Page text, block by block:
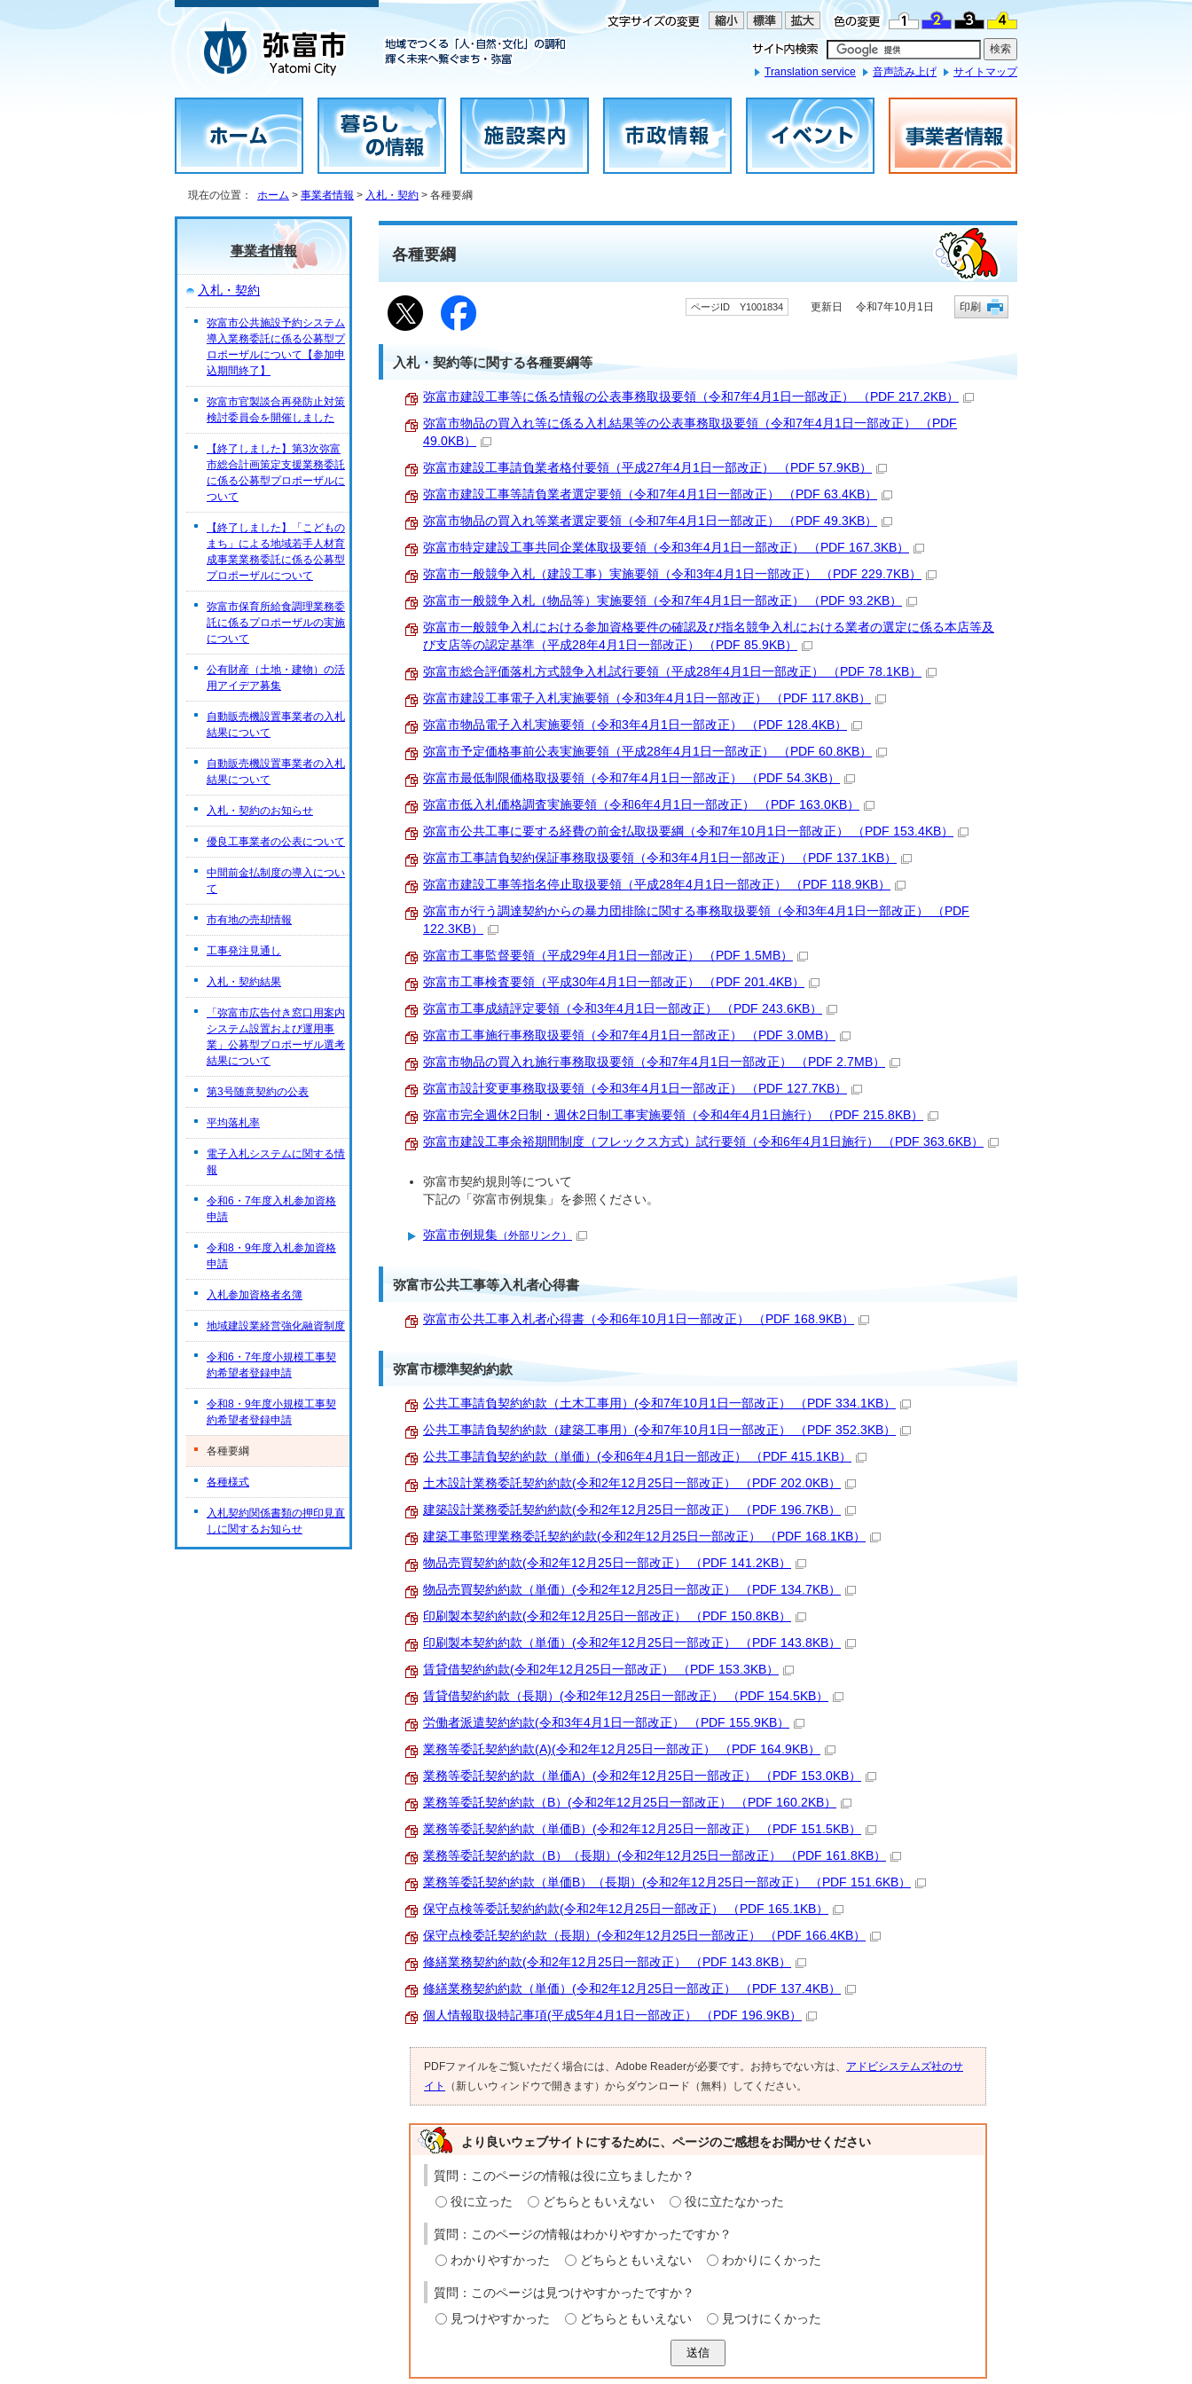
Translation service 音声読み上げ サイトマップ
現在の位置： ホーム > 事業者情報 > 入札・契約 > 各種要綱
各種要綱
ページID Y1001834 更新日 令和7年10月1日 印刷
入札・契約等に関する各種要綱等
弥富市建設工事等に係る情報の公表事務取扱要領（令和7年4月1日一部改正） （PDF 217.2KB）
弥富市物品の買入れ等に係る入札結果等の公表事務取扱要領（令和7年4月1日一部改正） （PDF
49.0KB）
弥富市建設工事請負業者格付要領（平成27年4月1日一部改正） （PDF 57.9KB）
弥富市建設工事等請負業者選定要領（令和7年4月1日一部改正） （PDF 63.4KB）
弥富市物品の買入れ等業者選定要領（令和7年4月1日一部改正） （PDF 49.3KB）
弥富市特定建設工事共同企業体取扱要領（令和3年4月1日一部改正） （PDF 167.3KB）
弥富市一般競争入札（建設工事）実施要領（令和3年4月1日一部改正） （PDF 229.7KB）
弥富市一般競争入札（物品等）実施要領（令和7年4月1日一部改正） （PDF 93.2KB）
弥富市一般競争入札における参加資格要件の確認及び指名競争入札における業者の選定に係る本店等及
び支店等の認定基準（平成28年4月1日一部改正） （PDF 85.9KB）
弥富市総合評価落札方式競争入札試行要領（平成28年4月1日一部改正） （PDF 78.1KB）
弥富市建設工事電子入札実施要領（令和3年4月1日一部改正） （PDF 117.8KB）
弥富市物品電子入札実施要領（令和3年4月1日一部改正） （PDF 128.4KB）
弥富市予定価格事前公表実施要領（平成28年4月1日一部改正） （PDF 60.8KB）
弥富市最低制限価格取扱要領（令和7年4月1日一部改正） （PDF 54.3KB）
弥富市低入札価格調査実施要領（令和6年4月1日一部改正） （PDF 163.0KB）
弥富市公共工事に要する経費の前金払取扱要綱（令和7年10月1日一部改正） （PDF 153.4KB）
弥富市工事請負契約保証事務取扱要領（令和3年4月1日一部改正） （PDF 137.1KB）
弥富市建設工事等指名停止取扱要領（平成28年4月1日一部改正） （PDF 118.9KB）
弥富市が行う調達契約からの暴力団排除に関する事務取扱要領（令和3年4月1日一部改正） （PDF
122.3KB）
弥富市工事監督要領（平成29年4月1日一部改正） （PDF 1.5MB）
弥富市工事検査要領（平成30年4月1日一部改正） （PDF 201.4KB）
弥富市工事成績評定要領（令和3年4月1日一部改正） （PDF 243.6KB）
弥富市工事施行事務取扱要領（令和7年4月1日一部改正） （PDF 3.0MB）
弥富市物品の買入れ施行事務取扱要領（令和7年4月1日一部改正） （PDF 2.7MB）
弥富市設計変更事務取扱要領（令和3年4月1日一部改正） （PDF 127.7KB）
弥富市完全週休2日制・週休2日制工事実施要領（令和4年4月1日施行） （PDF 215.8KB）
弥富市建設工事余裕期間制度（フレックス方式）試行要領（令和6年4月1日施行） （PDF 363.6KB）
弥富市契約規則等について
下記の「弥富市例規集」を参照ください。
弥富市例規集 （外部リンク）
弥富市公共工事等入札者心得書
弥富市公共工事入札者心得書（令和6年10月1日一部改正） （PDF 168.9KB）
弥富市標準契約約款
公共工事請負契約約款（土木工事用）(令和7年10月1日一部改正） （PDF 334.1KB）
公共工事請負契約約款（建築工事用）(令和7年10月1日一部改正） （PDF 352.3KB）
公共工事請負契約約款（単価）(令和6年4月1日一部改正） （PDF 415.1KB）
土木設計業務委託契約約款(令和2年12月25日一部改正） （PDF 202.0KB）
建築設計業務委託契約約款(令和2年12月25日一部改正） （PDF 196.7KB）
建築工事監理業務委託契約約款(令和2年12月25日一部改正） （PDF 168.1KB）
物品売買契約約款(令和2年12月25日一部改正） （PDF 141.2KB）
物品売買契約約款（単価）(令和2年12月25日一部改正） （PDF 134.7KB）
印刷製本契約約款(令和2年12月25日一部改正） （PDF 150.8KB）
印刷製本契約約款（単価）(令和2年12月25日一部改正） （PDF 143.8KB）
賃貸借契約約款(令和2年12月25日一部改正） （PDF 153.3KB）
賃貸借契約約款（長期）(令和2年12月25日一部改正） （PDF 154.5KB）
労働者派遣契約約款(令和3年4月1日一部改正） （PDF 155.9KB）
業務等委託契約約款(A)(令和2年12月25日一部改正） （PDF 164.9KB）
業務等委託契約約款（単価A）(令和2年12月25日一部改正） （PDF 153.0KB）
業務等委託契約約款（B）(令和2年12月25日一部改正） （PDF 160.2KB）
業務等委託契約約款（単価B）(令和2年12月25日一部改正） （PDF 151.5KB）
業務等委託契約約款（B）（長期）(令和2年12月25日一部改正） （PDF 161.8KB）
業務等委託契約約款（単価B）（長期）(令和2年12月25日一部改正） （PDF 151.6KB）
保守点検等委託契約約款(令和2年12月25日一部改正） （PDF 165.1KB）
保守点検委託契約約款（長期）(令和2年12月25日一部改正） （PDF 166.4KB）
修繕業務契約約款(令和2年12月25日一部改正） （PDF 143.8KB）
修繕業務契約約款（単価）(令和2年12月25日一部改正） （PDF 137.4KB）
個人情報取扱特記事項(平成5年4月1日一部改正） （PDF 196.9KB）
PDFファイルをご覧いただく場合には、Adobe Readerが必要です。お持ちでない方は、 アドビシステムズ社のサ
イト
（新しいウィンドウで開きます）からダウンロード（無料）してください。
より良いウェブサイトにするために、ページのご感想をお聞かせください
質問：このページの情報は役に立ちましたか？
役に立った
どちらともいえない 役に立たなかった
質問：このページの情報はわかりやすかったですか？
わかりやすかった
どちらともいえない わかりにくかった
質問：このページは見つけやすかったですか？
見つけやすかった
どちらともいえない 見つけにくかった
送信
事業者情報
入札・契約
弥富市公共施設予約システム
導入業務委託に係る公募型プ
ロポーザルについて【参加申
込期間終了】
弥富市官製談合再発防止対策
検討委員会を開催しました
【終了しました】第3次弥富
市総合計画策定支援業務委託
に係る公募型プロポーザルに
ついて
【終了しました】「こどもの
まち」による地域若手人材育
成事業業務委託に係る公募型
プロポーザルについて
弥富市保育所給食調理業務委
託に係るプロポーザルの実施
について
公有財産（土地・建物）の活
用アイデア募集
自動販売機設置事業者の入札
結果について
自動販売機設置事業者の入札
結果について
入札・契約のお知らせ
優良工事業者の公表について
中間前金払制度の導入につい
て
市有地の売却情報
工事発注見通し
入札・契約結果
「弥富市広告付き窓口用案内
システム設置および運用事
業」公募型プロポーザル選考
結果について
第3号随意契約の公表
平均落札率
電子入札システムに関する情
報
令和6・7年度入札参加資格
申請
令和8・9年度入札参加資格
申請
入札参加資格者名簿
地域建設業経営強化融資制度
令和6・7年度小規模工事契
約希望者登録申請
令和8・9年度小規模工事契
約希望者登録申請
各種要綱
各種様式
入札契約関係書類の押印見直
しに関するお知らせ